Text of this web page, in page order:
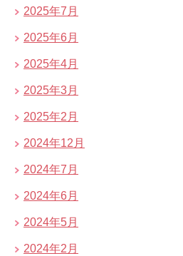
2025年7月
2025年6月
2025年4月
2025年3月
2025年2月
2024年12月
2024年7月
2024年6月
2024年5月
2024年2月